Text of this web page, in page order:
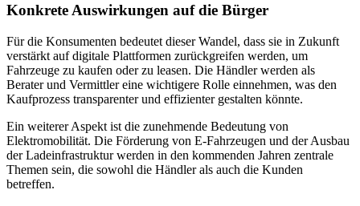
Konkrete Auswirkungen auf die Bürger
Für die Konsumenten bedeutet dieser Wandel, dass sie in Zukunft
verstärkt auf digitale Plattformen zurückgreifen werden, um
Fahrzeuge zu kaufen oder zu leasen. Die Händler werden als
Berater und Vermittler eine wichtigere Rolle einnehmen, was den
Kaufprozess transparenter und effizienter gestalten könnte.
Ein weiterer Aspekt ist die zunehmende Bedeutung von
Elektromobilität. Die Förderung von E-Fahrzeugen und der Ausbau
der Ladeinfrastruktur werden in den kommenden Jahren zentrale
Themen sein, die sowohl die Händler als auch die Kunden
betreffen.